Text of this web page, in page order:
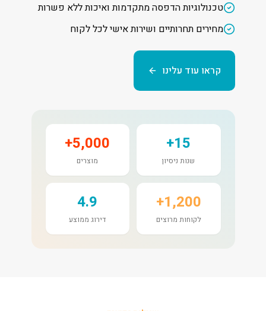
טכנולוגיות הדפסה מתקדמות ואיכות ללא פשרות
מחירים תחרותיים ושירות אישי לכל לקוח
קראו עוד עלינו
15+
שנות ניסיון
5,000+
מוצרים
1,200+
לקוחות מרוצים
4.9
דירוג ממוצע